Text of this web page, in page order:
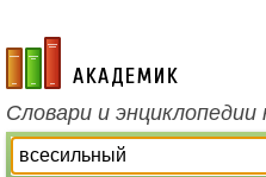
academic.ru
Словари и энциклопедии